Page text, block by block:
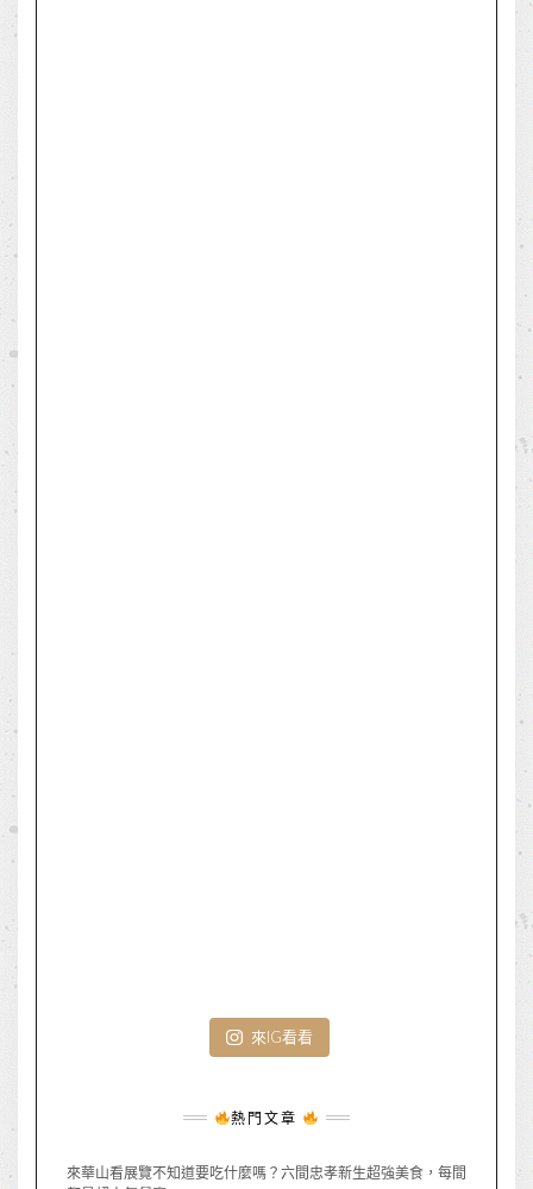
來IG看看
熱門文章
來華山看展覽不知道要吃什麼嗎？六間忠孝新生超強美食，每間